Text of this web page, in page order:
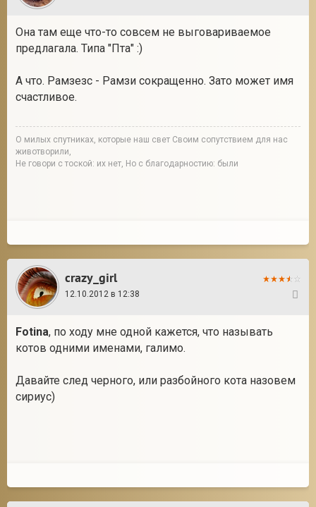
Она там еще что-то совсем не выговариваемое
предлагала. Типа "Пта" :)
А что. Рамзезс - Рамзи сокращенно. Зато может имя
счастливое.
О милых спутниках, которые наш свет Своим сопутствием для нас
животворили,
Не говори с тоской: их нет, Но с благодарностию: были
crazy_girl
12.10.2012 в 12:38
Fotina, по ходу мне одной кажется, что называть
котов одними именами, галимо.
Давайте след черного, или разбойного кота назовем
сириус)